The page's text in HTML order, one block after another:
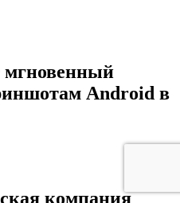
мгновенный
Android в
компания